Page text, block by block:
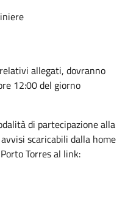
allegati, dovranno
12:00 del giorno
di partecipazione alla
scaricabili dalla home
Torres al link: